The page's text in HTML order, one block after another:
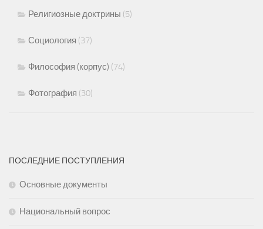
Религиозные доктрины (5)
Социология (37)
Философия (корпус) (74)
Фотография (30)
ПОСЛЕДНИЕ ПОСТУПЛЕНИЯ
Основные документы
Национальный вопрос